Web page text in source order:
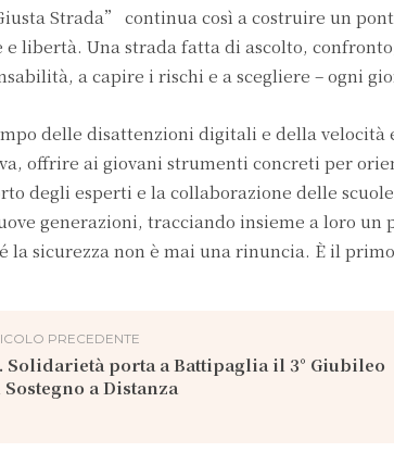
Strada” continua così a costruire un
e libertà. Una strada fatta di ascolto,
a capire i rischi e a scegliere – ogni
delle disattenzioni digitali e della
offrire ai giovani strumenti concreti per
degli esperti e la collaborazione delle
generazioni, tracciando insieme a loro un
la sicurezza non è mai una rinuncia. È il
PRECEDENTE
Solidarietà porta a Battipaglia il 3° Giubileo
a Distanza